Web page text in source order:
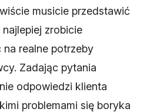
musicie przedstawić
zrobicie
realne potrzeby
Zadając pytania
odpowiedzi klienta
problemami się boryka